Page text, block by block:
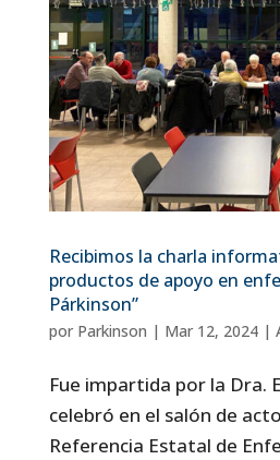
Recibimos la charla
productos de apoyo en
Párkinson”
por Parkinson | Mar 12, 2024|
Fue impartida por la Dra.
celebró en el salón de
Referencia Estatal de